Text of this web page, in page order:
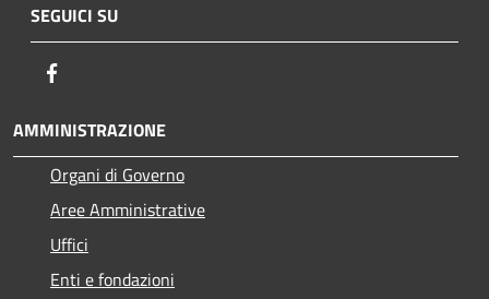
SEGUICI SU
AMMINISTRAZIONE
Organi di Governo
Aree Amministrative
Uffici
Enti e fondazioni